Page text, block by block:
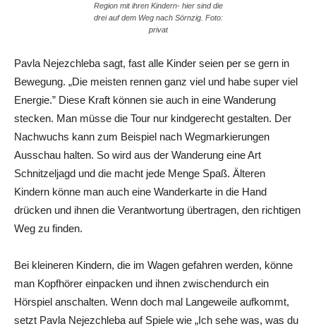
Region mit ihren Kindern- hier sind die
drei auf dem Weg nach Sörnzig. Foto:
privat
Pavla Nejezchleba sagt, fast ­alle Kinder seien per se gern in
Bewegung. „Die meisten rennen ganz viel und habe super viel
Energie.” Diese Kraft können sie auch in eine Wanderung
stecken. Man müsse die Tour nur kindgerecht gestalten. Der
Nachwuchs kann zum Beispiel nach Wegmarkierungen
Ausschau halten. So wird aus der Wanderung eine Art
Schnitzeljagd und die macht jede Menge Spaß. Älteren
Kindern könne man auch eine Wanderkarte in die Hand
drücken und ihnen die Verantwortung übertragen, den richtigen
Weg zu finden.
Bei kleineren Kindern, die im Wagen gefahren werden, könne
man Kopfhörer einpacken und ihnen zwischendurch ein
Hörspiel anschalten. Wenn doch mal Langeweile aufkommt,
setzt Pavla ­Nejezchleba auf Spiele wie „Ich sehe was, was du